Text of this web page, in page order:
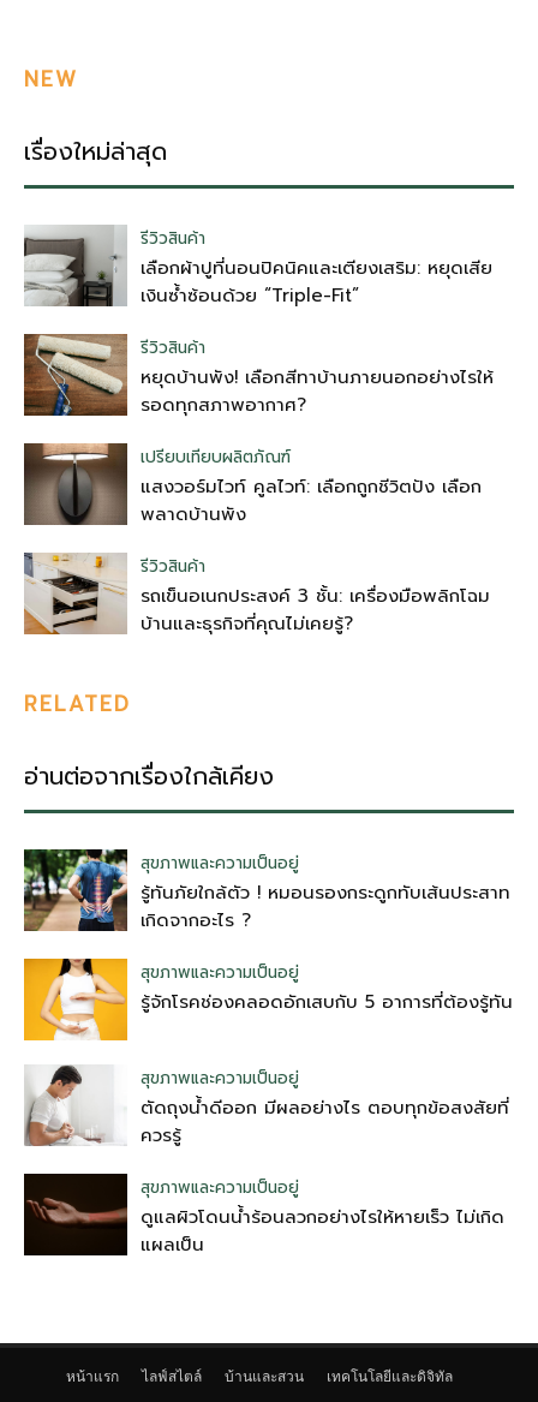
NEW
เรื่องใหม่ล่าสุด
รีวิวสินค้า
เลือกผ้าปูที่นอนปิคนิคและเตียงเสริม: หยุดเสีย
เงินซ้ำซ้อนด้วย “Triple-Fit”
รีวิวสินค้า
หยุดบ้านพัง! เลือกสีทาบ้านภายนอกอย่างไรให้
รอดทุกสภาพอากาศ?
เปรียบเทียบผลิตภัณฑ์
แสงวอร์มไวท์ คูลไวท์: เลือกถูกชีวิตปัง เลือก
พลาดบ้านพัง
รีวิวสินค้า
รถเข็นอเนกประสงค์ 3 ชั้น: เครื่องมือพลิกโฉม
บ้านและธุรกิจที่คุณไม่เคยรู้?
RELATED
อ่านต่อจากเรื่องใกล้เคียง
สุขภาพและความเป็นอยู่
รู้ทันภัยใกล้ตัว ! หมอนรองกระดูกทับเส้นประสาท
เกิดจากอะไร ?
สุขภาพและความเป็นอยู่
รู้จักโรคช่องคลอดอักเสบกับ 5 อาการที่ต้องรู้ทัน
สุขภาพและความเป็นอยู่
ตัดถุงน้ําดีออก มีผลอย่างไร ตอบทุกข้อสงสัยที่
ควรรู้
สุขภาพและความเป็นอยู่
ดูแลผิวโดนน้ำร้อนลวกอย่างไรให้หายเร็ว ไม่เกิด
แผลเป็น
หน้าแรก ไลฟ์สไตล์ บ้านและสวน เทคโนโลยีและดิจิทัล